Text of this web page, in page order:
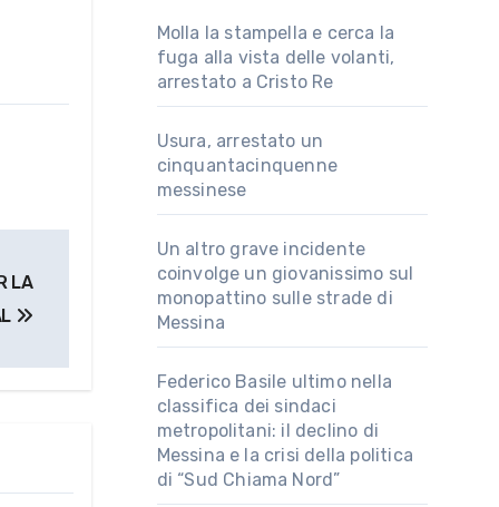
LA
Molla la stampella e cerca la
fuga alla vista delle volanti,
arrestato a Cristo Re
Usura, arrestato un
cinquantacinquenne
messinese
Un altro grave incidente
coinvolge un giovanissimo sul
monopattino sulle strade di
Messina
Federico Basile ultimo nella
classifica dei sindaci
metropolitani: il declino di
Messina e la crisi della politica
di “Sud Chiama Nord”